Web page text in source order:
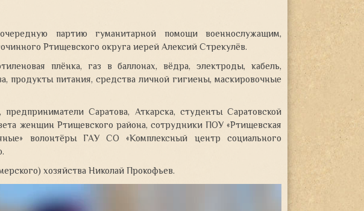
партию гуманитарной помощи военнослужащим,
Ртищевского округа иерей Алексий Стрекулёв.
плёнка, газ в баллонах, вёдра, электроды, кабель,
продукты питания, средства личной гигиены, маскировочные
Саратова, Аткарска, студенты Саратовской
женщин Ртищевского района, сотрудники ПОУ «Ртищевская
волонтёры ГАУ СО «Комплексный центр социального
хозяйства Николай Прокофьев.